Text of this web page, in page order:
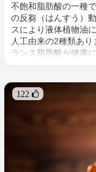
不飽和脂肪酸の一種
の反芻（はんすう）
スにより液体植物油
人工由来の2種類あ
ランス脂肪酸が健康
ものとは全く違いま
ら。CLA(共役リノー
さまざま健康効果が
はどうなのでしょうか
122 